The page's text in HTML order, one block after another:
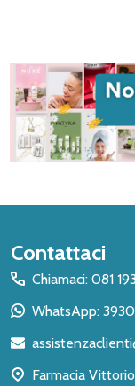
Inizio
del
piè
pagina
Contattaci
Chiamaci: 081
WhatsApp:
Farmacia